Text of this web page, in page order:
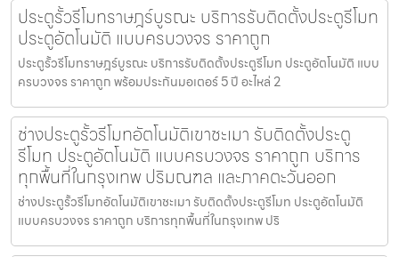
ประตูรั้วรีโมทราษฎร์บูรณะ บริการรับติดตั้งประตูรีโมท
ประตูอัตโนมัติ แบบครบวงจร ราคาถูก
ประตูรั้วรีโมทราษฎร์บูรณะ บริการรับติดตั้งประตูรีโมท ประตูอัตโนมัติ แบบ
ครบวงจร ราคาถูก พร้อมประกันมอเตอร์ 5 ปี อะไหล่ 2
ช่างประตูรั้วรีโมทอัตโนมัติเขาชะเมา รับติดตั้งประตู
รีโมท ประตูอัตโนมัติ แบบครบวงจร ราคาถูก บริการ
ทุกพื้นที่ในกรุงเทพ ปริมณฑล และภาคตะวันออก
ช่างประตูรั้วรีโมทอัตโนมัติเขาชะเมา รับติดตั้งประตูรีโมท ประตูอัตโนมัติ
แบบครบวงจร ราคาถูก บริการทุกพื้นที่ในกรุงเทพ ปริ